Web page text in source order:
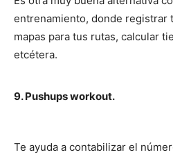
entrenamiento, donde registrar
mapas para tus rutas, calcular
etcétera.
9. Pushups workout.
Te ayuda a contabilizar el